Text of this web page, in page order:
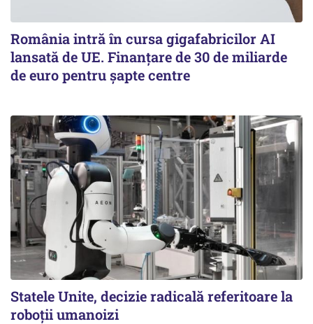
România intră în cursa gigafabricilor AI
lansată de UE. Finanțare de 30 de miliarde
de euro pentru șapte centre
Statele Unite, decizie radicală referitoare la
roboții umanoizi